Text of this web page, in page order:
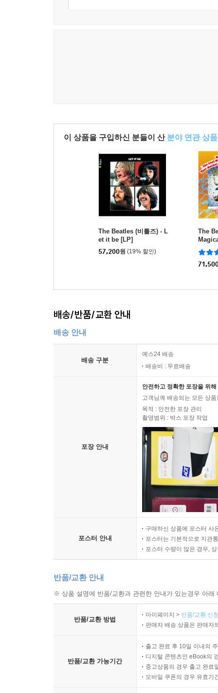
이 상품을 구입하신 분들이 산 분야 연관 상품
The Beatles (비틀즈) - L
et it be [LP]
57,200원 (19% 할인)
The
[2LP]
배송/반품/교환 안내
배송 안내
배송 구분
예스24 배송
배송비 : 무료배송
포장 안내
안전하고 정확한 포장을 위
고객님께 배송되는 모든 상
목적 : 안전한 포장 관리
촬영범위 : 박스 포장 작업
포스터 안내
구매하신 상품에 포스터 사
포스터는 기본적으로 지관
포스터 수량이 많은 경우,
반품/교환 안내
※ 상품 설명에 반품/교환과 관련한 안내가 있는경우 아
반품/교환 방법
마이페이지 > 반품/교환 신
판매자 배송 상품은 판매자
반품/교환 가능기간
출고 완료 후 10일 이내의
디지털 콘텐츠인 eBook의
중고상품의 경우 출고 완료
모바일 쿠폰의 경우 유효기